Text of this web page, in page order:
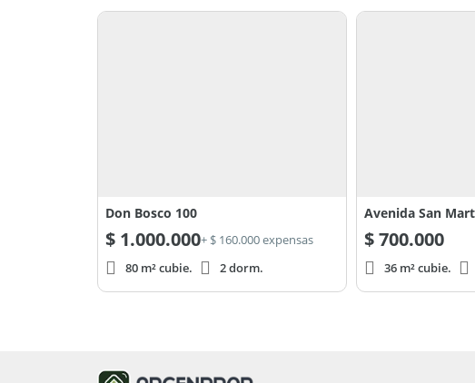
Don Bosco 100
$ 1.000.000+ $ 160.000 expensas
80 m² cubie.
2 dorm.
Avenida San
$700.000
36 m² cubie.